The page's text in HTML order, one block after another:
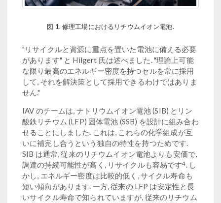
図 1. 修理工場におけるリチウムイオン電池.
"リサイクルと資源に重点を置いた電池に備える必要
があります" と Hilgert 氏は述べました. "理論上可能
な限り最高のエネルギー密度を持つセルを常に採用
して, それを解決策として採用できるわけではありま
せん."
IAV のチームは, ナトリウムイオン電池 (SIB) とリン
酸鉄リチウム (LFP) 固体電池 (SSB) を設計に組み合わ
せることにしました. これは, これらの化学組成が互
いに補完し合うという独自の特性を持つためです.
SIB は通常, 従来のリチウムイオン電池よりも安価で,
調達の持続可能性が高く, リサイクルも容易です4. し
かし, エネルギー密度は比較的低く, サイクル寿命も
短い傾向があります. 一方, 従来の LFP は安定性と長
いサイクル寿命で知られていますが, 従来のリチウム